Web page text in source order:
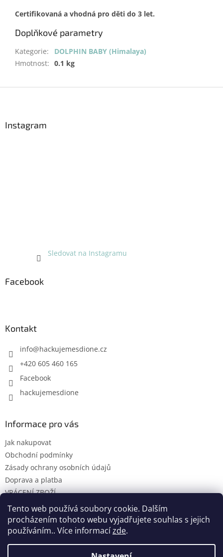
Tento web používá soubory cookie. Dalším
procházením tohoto webu vyjadřujete souhlas s jejich
používáním.. Více informacízde.
Certifikovaná a vhodná pro děti do 3 let.
Doplňkové parametry
Kategorie:
DOLPHIN BABY (Himalaya)
Hmotnost: 0.1 kg
Instagram
Sledovat na Instagramu
Facebook
Kontakt
info@hackujemesdione.cz
+420 605 460 165
Facebook
hackujemesdione
Informace pro vás
Jak nakupovat
Obchodní podmínky
Zásady ochrany osobních údajů
Doprava a platba
VRÁCENÍ ZBOŽÍ
KONTAKTY